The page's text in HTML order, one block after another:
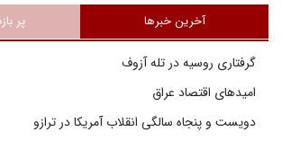
آخرین خبرها پر
گرفتاری روسیه در تله آزوف
امیدهای اقتصاد عراق
دویست و پنجاه سالگی انقلاب آمریکا در ترازو